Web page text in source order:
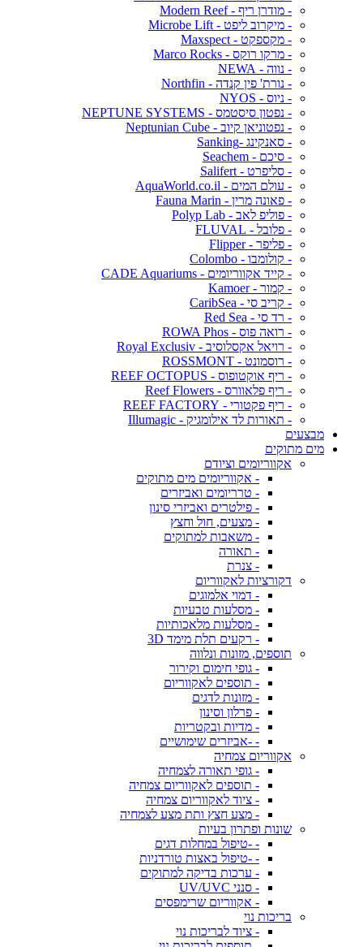
- מודרן ריף - Modern Reef
- מיקרוב ליפט - Microbe Lift
- מקספקט - Maxspect
- מרקו רוקס - Marco Rocks
- נווה - NEWA
- נורת' פין קנדה - Northfin
- ניוס - NYOS
- נפטון סיסטמס - NEPTUNE SYSTEMS
- נפטוניאן קיוב - Neptunian Cube
- סאנקינג -Sanking
- סיכם - Seachem
- סליפרט - Salifert
- עולם המים - AquaWorld.co.il
- פאונה מרין - Fauna Marin
- פוליפ לאב - Polyp Lab
- פלובל - FLUVAL
- פליפר - Flipper
- קולומבו - Colombo
- קייד אקווריומים - CADE Aquariums
- קמור - Kamoer
- קריב סי - CaribSea
- רד סי - Red Sea
- רואה פוס - ROWA Phos
- רויאל אקסלוסיב - Royal Exclusiv
- רוסמונט - ROSSMONT
- ריף אוקטופוס - REEF OCTOPUS
- ריף פלאוורס - Reef Flowers
- ריף פקטורי - REEF FACTORY
- תאורות לד אילומגיק - Illumagic
מבצעים
מים מתוקים
אקווריומים וציודם
- אקווריומים מים מתוקים
- טרריומים ואביזרים
- פילטרים ואביזרי סינון
- מצעים, חול וחצץ
- משאבות למתוקים
- תאורה
- צנרת
דקורציות לאקווריום
- דמוי אלמוגים
- מסלעות טבעיות
- מסלעות מלאכותיות
- רקעים תלת מימד 3D
תוספים, מזונות ונלווה
- גופי חימום וקירור
- תוספים לאקווריום
- מזונות לדגים
- פרלון וסינון
- מדיות ובקטריות
- -אביזרים שימושיים
אקווריום צמחיה
- גופי תאורה לצמחיה
- תוספים לאקווריום צמחיה
- ציוד לאקווריום צמחיה
- מצע חצץ ותת מצע לצמחיה
שונות ופתרון בעיות
- -טיפול במחלות דגים
- -טיפול באצות טורדניות
- ערכות בדיקה למתוקים
- סנני UV/UVC
- אקווריום שרימפסים
בריכות נוי
- ציוד לבריכות נוי